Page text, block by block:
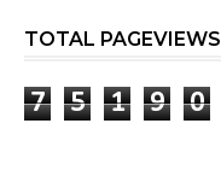
TOTAL PAGEVIEWS
7 5 1 9 0